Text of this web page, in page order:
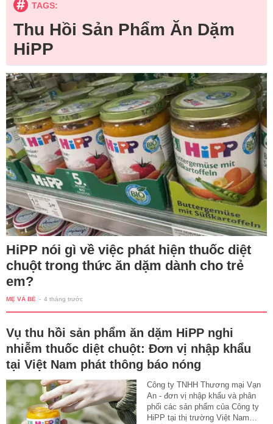
TAGS:
Thu Hồi Sản Phẩm Ăn Dặm
HiPP
HiPP nói gì về việc phát hiện thuốc diệt
chuột trong thức ăn dặm dành cho trẻ
em?
MẸ VÀ BÉ - 4 tháng trước
Vụ thu hồi sản phẩm ăn dặm HiPP nghi
nhiễm thuốc diệt chuột: Đơn vị nhập khẩu
tại Việt Nam phát thông báo nóng
Công ty TNHH Thương mại Vạn
An - đơn vị nhập khẩu và phân
phối các sản phẩm của Công ty
HiPP tại thị trường Việt Nam…